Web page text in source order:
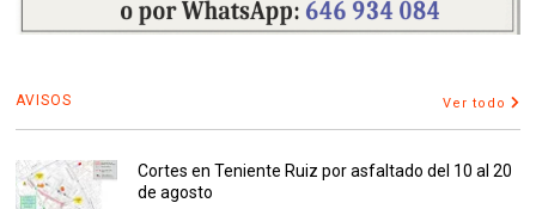
AVISOS Ver todo
Cortes en Teniente Ruiz por asfaltado del 10 al 20
de agosto